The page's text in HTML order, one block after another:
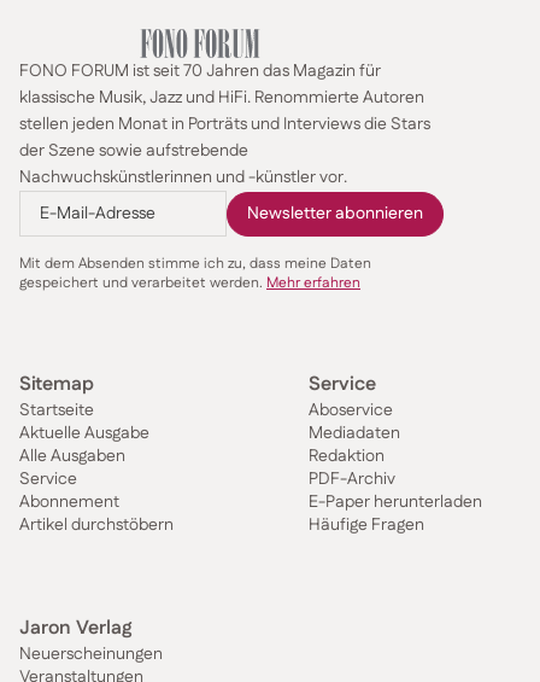
FONO FORUM ist seit 70 Jahren das Magazin für
klassische Musik, Jazz und HiFi. Renommierte Autoren
stellen jeden Monat in Porträts und Interviews die Stars
der Szene sowie aufstrebende
Nachwuchskünstlerinnen und -künstler vor.
Mit dem Absenden stimme ich zu, dass meine Daten
gespeichert und verarbeitet werden. Mehr erfahren
Sitemap
Startseite
Aktuelle Ausgabe
Alle Ausgaben
Service
Abonnement
Artikel durchstöbern
Service
Aboservice
Mediadaten
Redaktion
PDF-Archiv
E-Paper herunterladen
Häufige Fragen
Jaron Verlag
Neuerscheinungen